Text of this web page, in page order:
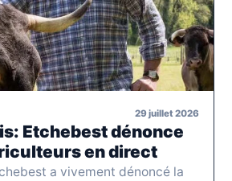
29 juillet 2026
Etchebest dénonce
en direct
a vivement dénoncé la